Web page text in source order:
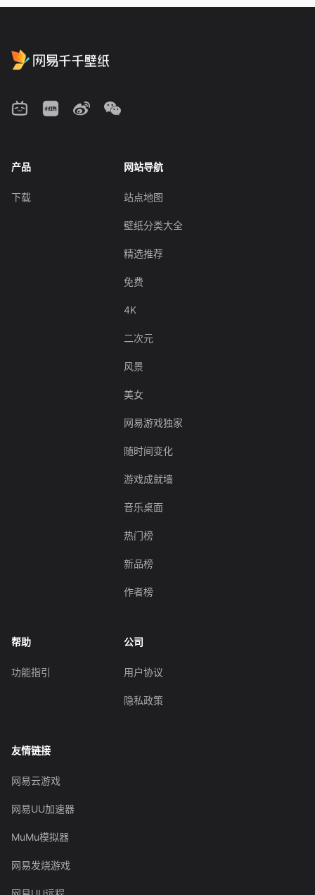
产品
下载
网站导航
站点地图
壁纸分类大全
精选推荐
免费
4K
二次元
风景
美女
网易游戏独家
随时间变化
游戏成就墙
音乐桌面
热门榜
新品榜
作者榜
帮助
功能指引
公司
用户协议
隐私政策
友情链接
网易云游戏
网易UU加速器
MuMu模拟器
网易发烧游戏